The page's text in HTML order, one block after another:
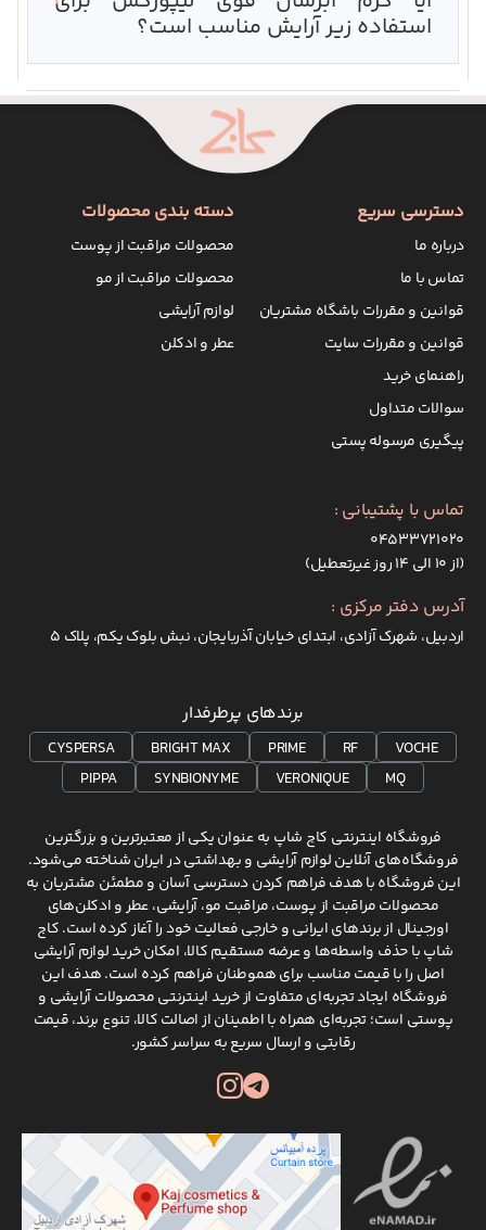
استفاده زیر آرایش مناسب است؟
دسترسی سریع
درباره ما
تماس با ما
قوانین و مقررات باشگاه مشتریان
قوانین و مقررات سایت
راهنمای خرید
سوالات متداول
پیگیری مرسوله پستی
دسته بندی محصولات
محصولات مراقبت از پوست
محصولات مراقبت از مو
لوازم آرایشی
عطر و ادکلن
تماس با پشتیبانی :
۰۴۵۳۳۷۲۱۰۲۰
(از ۱۰ الی ۱۴ روز غیرتعطیل)
آدرس دفتر مرکزی :
اردبیل، شهرک آزادی، ابتدای خیابان آذربایجان، نبش بلوک یکم، پلاک 5
برندهای پرطرفدار
VOCHE
RF
PRIME
BRIGHT MAX
CYSPERSA
MQ
VERONIQUE
SYNBIONYME
PIPPA
فروشگاه اینترنتی کاج شاپ به عنوان یکی از معتبرترین و بزرگترین
فروشگاه‌های آنلاین لوازم آرایشی و بهداشتی در ایران شناخته می‌شود.
این فروشگاه با هدف فراهم کردن دسترسی آسان و مطمئن مشتریان به
محصولات مراقبت از پوست، مراقبت مو، آرایشی، عطر و ادکلن‌های
اورجینال از برندهای ایرانی و خارجی فعالیت خود را آغاز کرده است. کاج
شاپ با حذف واسطه‌ها و عرضه مستقیم کالا، امکان خرید لوازم آرایشی
اصل را با قیمت مناسب برای هموطنان فراهم کرده است. هدف این
فروشگاه ایجاد تجربه‌ای متفاوت از خرید اینترنتی محصولات آرایشی و
پوستی است؛ تجربه‌ای همراه با اطمینان از اصالت کالا، تنوع برند، قیمت
رقابتی و ارسال سریع به سراسر کشور.